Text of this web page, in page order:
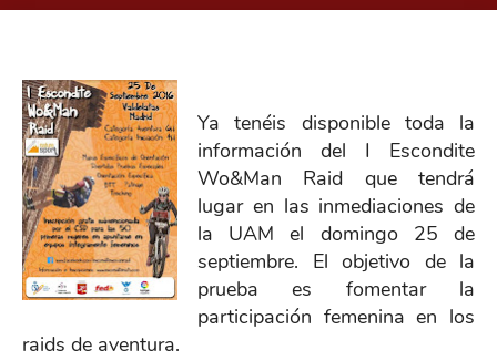
Ya tenéis disponible toda la
información del I Escondite
Wo&Man Raid que tendrá
lugar en las inmediaciones de
la UAM el domingo 25 de
septiembre. El objetivo de la
prueba es fomentar la
participación femenina en los
raids de aventura.